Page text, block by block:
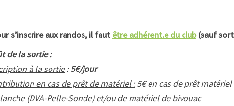
s’inscrire aux randos, il faut être adhérent.e du club(sauf
de la sortie :
à la sortie:5€/jour
en cas de prêt de matériel :5€ en cas de prêt
(DVA-Pelle-Sonde) et/ou de matériel de bivouac